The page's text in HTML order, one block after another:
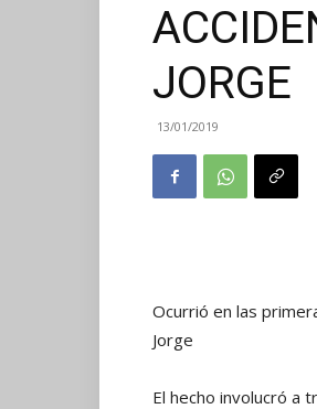
JORGE
13/01/2019
Ocurrió en las
Jorge
El hecho involucró a